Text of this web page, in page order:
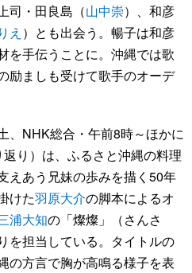
司・田良島（山中崇）、和彦
え ）とも出会う。暢子は和彦
を手伝うことに。沖縄では歌
励ましも受けて歌手のオーデ
、NHK総合・午前8時～ほかに
り）は、ふるさと沖縄の料理
えあう兄妹の歩みを描く50年
けた羽原大介の脚本によるオ
浦大知の「燦燦」（さんさ
を担当している。タイトルの
の方言で胸が高鳴る様子を表